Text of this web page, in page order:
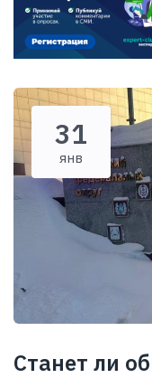
31
янв
Станет ли